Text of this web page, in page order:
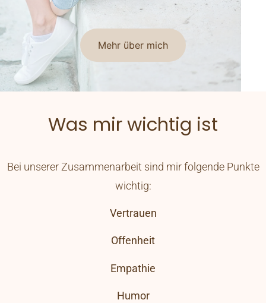
Mehr über mich
Was mir wichtig ist
Bei unserer Zusammenarbeit sind mir folgende Punkte
wichtig:
Vertrauen
Offenheit
Empathie
Humor